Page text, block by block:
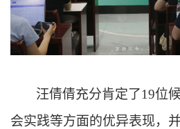
汪倩倩充分肯定了19位
会实践等方面的优异表现，